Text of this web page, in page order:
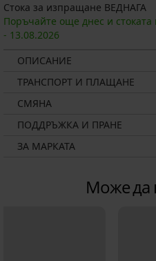
Стока за изпращане ВЕДНАГА
Поръчайте още днес и
- 13.08.2026
ОПИСАНИЕ
ТРАНСПОРТ И ПЛАЩАНЕ
СМЯНА
ПОДДРЪЖКА И ПРАНЕ
ЗА МАРКАТА
Може да